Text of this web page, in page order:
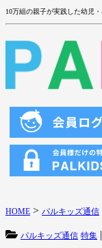
10万組の親子が実践した幼児
HOME > パルキッズ通信
パルキッズ通信 特集 |